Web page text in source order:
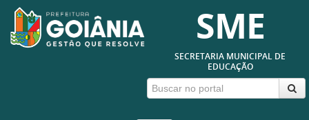
SME
SECRETARIA MUNICIPAL DE
EDUCAÇÃO